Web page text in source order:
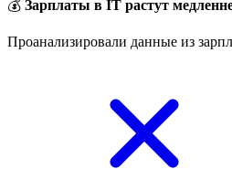
💰 Зарплаты в IT растут
Проанализировали данные из